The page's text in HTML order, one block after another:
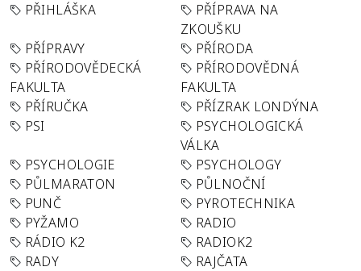
PŘIHLÁŠKA
PŘÍPRAVA NA
ZKOUŠKU
PŘÍPRAVY
PŘÍRODA
PŘÍRODOVĚDECKÁ
FAKULTA
PŘÍRODOVĚDNÁ
FAKULTA
PŘÍRUČKA
PŘÍZRAK LONDÝNA
PSI
PSYCHOLOGICKÁ
VÁLKA
PSYCHOLOGIE
PSYCHOLOGY
PŮLMARATON
PŮLNOČNÍ
PUNČ
PYROTECHNIKA
PYŽAMO
RADIO
RÁDIO K2
RADIOK2
RADY
RAJČATA